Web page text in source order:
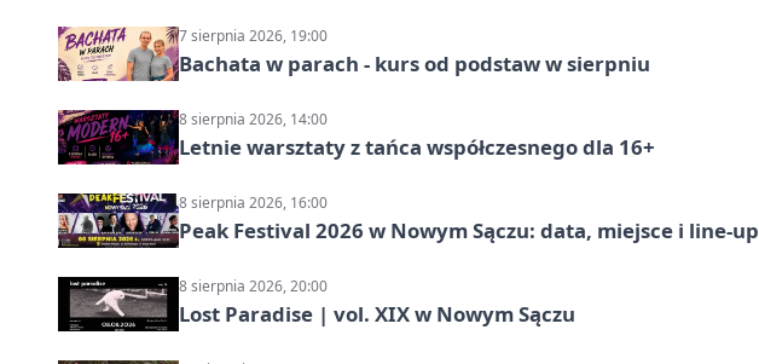
7 sierpnia 2026, 19:00
Bachata w parach - kurs od podstaw w sierpniu
8 sierpnia 2026, 14:00
Letnie warsztaty z tańca współczesnego dla 16+
8 sierpnia 2026, 16:00
Peak Festival 2026 w Nowym Sączu: data, miejsce i line-up
8 sierpnia 2026, 20:00
Lost Paradise | vol. XIX w Nowym Sączu